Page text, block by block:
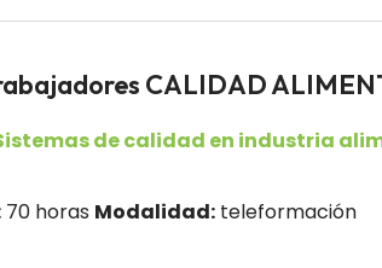
CALIDAD
de calidad en industria
70 horas Modalidad: teleformación